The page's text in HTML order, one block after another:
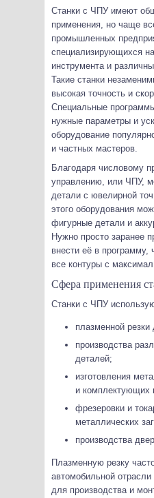
Станки с ЧПУ имеют
применения, но чаще
промышленных
специализирующихся
инструмента и
Такие станки
высокая точность и
Специальные
нужные параметры и
оборудование
и частных мастеров.
Благодаря числовому
управлению, или ЧПУ,
детали с ювелирной
этого оборудования
фигурные детали и
Нужно просто заранее
внести её в программу,
все контуры с
Сфера применения
Станки с ЧПУ
плазменной резки
производства
деталей;
изготовления
и комплектующих
фрезеровки и
металлических
производства
Плазменную резку
автомобильной
для производства и